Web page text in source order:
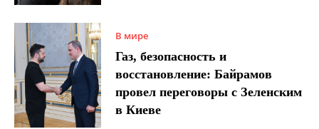
В мире
Газ, безопасность и
восстановление: Байрамов
провел переговоры с Зеленским
в Киеве